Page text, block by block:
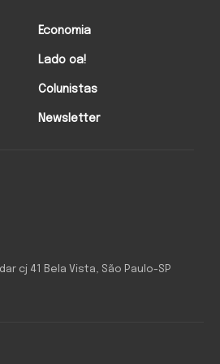
cj 41 Bela Vista, São Paulo-SP
Economia
Lado oa!
Colunistas
Newsletter